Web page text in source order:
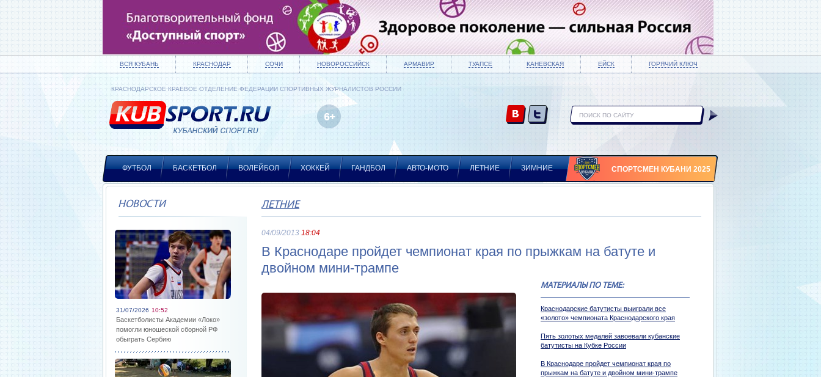
ВСЯ КУБАНЬ КРАСНОДАР СОЧИ НОВОРОССИЙСК АРМАВИР ТУАПСЕ КАНЕВСКАЯ ЕЙСК ГОРЯЧИЙ КЛЮЧ
КРАСНОДАРСКОЕ КРАЕВОЕ ОТДЕЛЕНИЕ ФЕДЕРАЦИИ СПОРТИВНЫХ ЖУРНАЛИСТОВ РОССИИ
ФУТБОЛ БАСКЕТБОЛ ВОЛЕЙБОЛ ХОККЕЙ ГАНДБОЛ АВТО-МОТО ЛЕТНИЕ ЗИМНИЕ СПОРТСМЕН КУБАНИ 2025
НОВОСТИ
31/07/2026 10:52
Баскетболисты Академии «Локо»
помогли юношеской сборной РФ
обыграть Сербию
ЛЕТНИЕ
04/09/2013 18:04
В Краснодаре пройдет чемпионат края по прыжкам на батуте и
двойном мини-трампе
МАТЕРИАЛЫ ПО ТЕМЕ:
Краснодарские батутисты выиграли все
«золото» чемпионата Краснодарского края
Пять золотых медалей завоевали кубанские
батутисты на Кубке России
В Краснодаре пройдет чемпионат края по
прыжкам на батуте и двойном мини-трампе